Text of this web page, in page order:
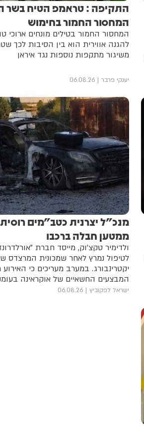
התקיפה : טראמפ הטיח בשר
המחסור החמור בחימוש
המחסור החמור בטילים מונחים ארוכי
להגנה אווירית הוא בין הסיבות לכך
משיגור מתקפות נוספות נגד איראן
יענקי פרבר 06.08.26
מנכ"ל יצרנית כטב"מים
ממטען חבלה ברכבו
ולדימיר טקצ'וק, מייסד חברת
לטיפול נמרץ לאחר שמכונית המרצדס
יקטרינבורג. במערב מעריכים כי
המבצעים החשאיים של אוקראינה
ישראל לפקוביץ 06.08.26